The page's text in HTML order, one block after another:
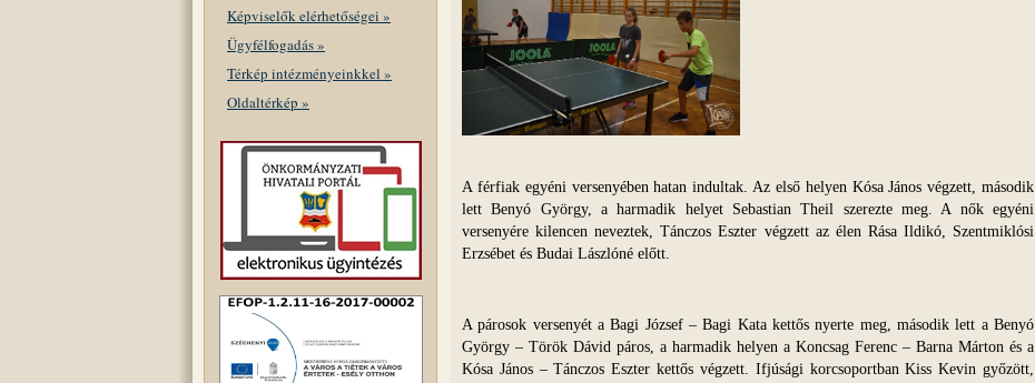
Képviselők elérhetőségei »
Ügyfélfogadás »
Térkép intézményeinkkel »
Oldaltérkép »
A férfiak egyéni versenyében hatan indultak. Az első helyen Kósa János végzett, második
lett Benyó György, a harmadik helyet Sebastian Theil szerezte meg. A nők egyéni
versenyére kilencen neveztek, Tánczos Eszter végzett az élen Rása Ildikó, Szentmiklósi
Erzsébet és Budai Lászlóné előtt.
A párosok versenyét a Bagi József – Bagi Kata kettős nyerte meg, második lett a Benyó
György – Török Dávid páros, a harmadik helyen a Koncsag Ferenc – Barna Márton és a
Kósa János – Tánczos Eszter kettős végzett. Ifjúsági korcsoportban Kiss Kevin győzött,